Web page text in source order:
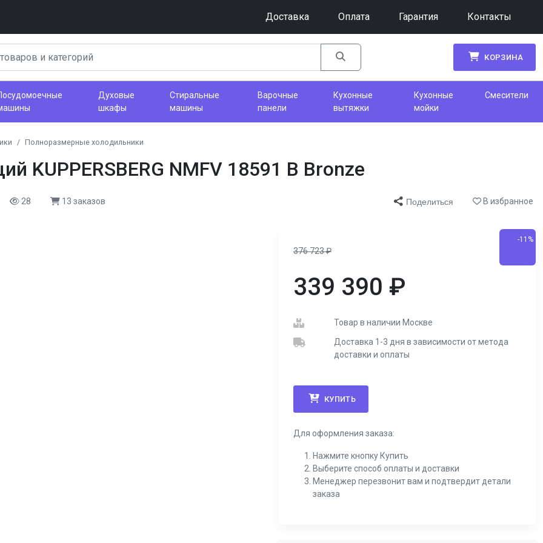
Доставка Оплата Гарантия Контакты
КОРЗИНА
Духовые
шкафы
Стиральные
машины
Варочные
панели
Кухонные
вытяжки
Кухонные
мойки
Смесители
Полноразмерные холодильники
KUPPERSBERG NMFV 18591 B Bronze
28 13 заказов Поделиться В избранное
376 723₽
-11%
339 390 ₽
Товар в наличии Москве
Доставка 1-3 дня в зависимости от метода
доставки и оплаты
КУПИТЬ
Для оформления заказа:
Нажмите кнопку Купить
Выберите способ оплаты и доставки
Менеджер перезвонит вам и подтвердит детали
заказа